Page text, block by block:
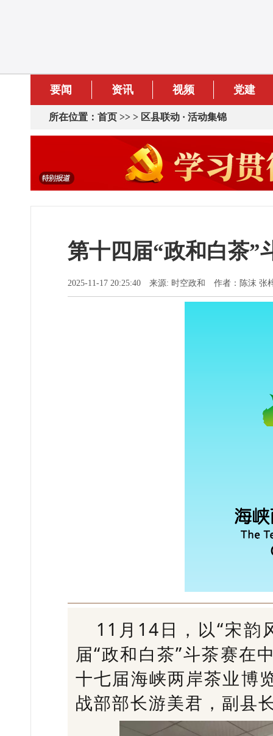
要闻 资讯 视频 党建
所在位置： 首页 >> > 区县联动 · 活动集锦
第十四届“政和白茶”
2025-11-17 20:25:40 来源: 时空政和 作者：陈沫 张
11月14日，以“宋韵
届“政和白茶”斗茶赛在
十七届海峡两岸茶业博
战部部长游美君，副县